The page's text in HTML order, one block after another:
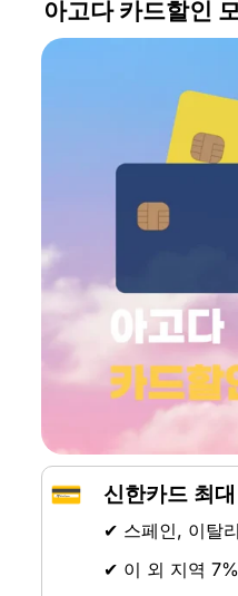
아고다 카드할인
💳 신한카드 최
✔ 스페인, 이탈
✔ 이 외 지역